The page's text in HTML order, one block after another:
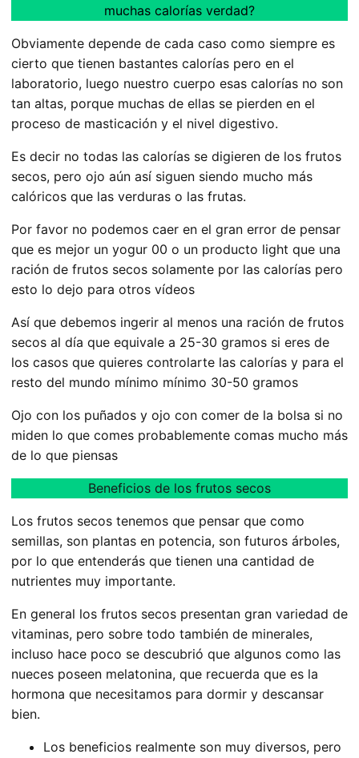
muchas calorías verdad?
Obviamente depende de cada caso como siempre es
cierto que tienen bastantes calorías pero en el
laboratorio, luego nuestro cuerpo esas calorías no son
tan altas, porque muchas de ellas se pierden en el
proceso de masticación y el nivel digestivo.
Es decir no todas las calorías se digieren de los frutos
secos, pero ojo aún así siguen siendo mucho más
calóricos que las verduras o las frutas.
Por favor no podemos caer en el gran error de pensar
que es mejor un yogur 00 o un producto light que una
ración de frutos secos solamente por las calorías pero
esto lo dejo para otros vídeos
Así que debemos ingerir al menos una ración de frutos
secos al día que equivale a 25-30 gramos si eres de
los casos que quieres controlarte las calorías y para el
resto del mundo mínimo mínimo 30-50 gramos
Ojo con los puñados y ojo con comer de la bolsa si no
miden lo que comes probablemente comas mucho más
de lo que piensas
Beneficios de los frutos secos
Los frutos secos tenemos que pensar que como
semillas, son plantas en potencia, son futuros árboles,
por lo que entenderás que tienen una cantidad de
nutrientes muy importante.
En general los frutos secos presentan gran variedad de
vitaminas, pero sobre todo también de minerales,
incluso hace poco se descubrió que algunos como las
nueces poseen melatonina, que recuerda que es la
hormona que necesitamos para dormir y descansar
bien.
Los beneficios realmente son muy diversos, pero